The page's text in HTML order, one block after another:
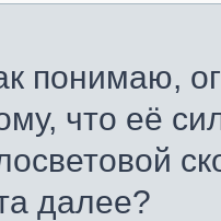
понимаю,
что её
далее?